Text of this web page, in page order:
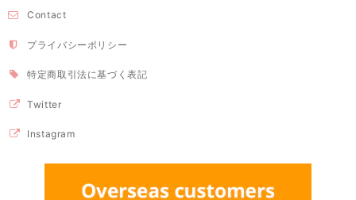
Contact
プライバシーポリシー
特定商取引法に基づく表記
Twitter
Instagram